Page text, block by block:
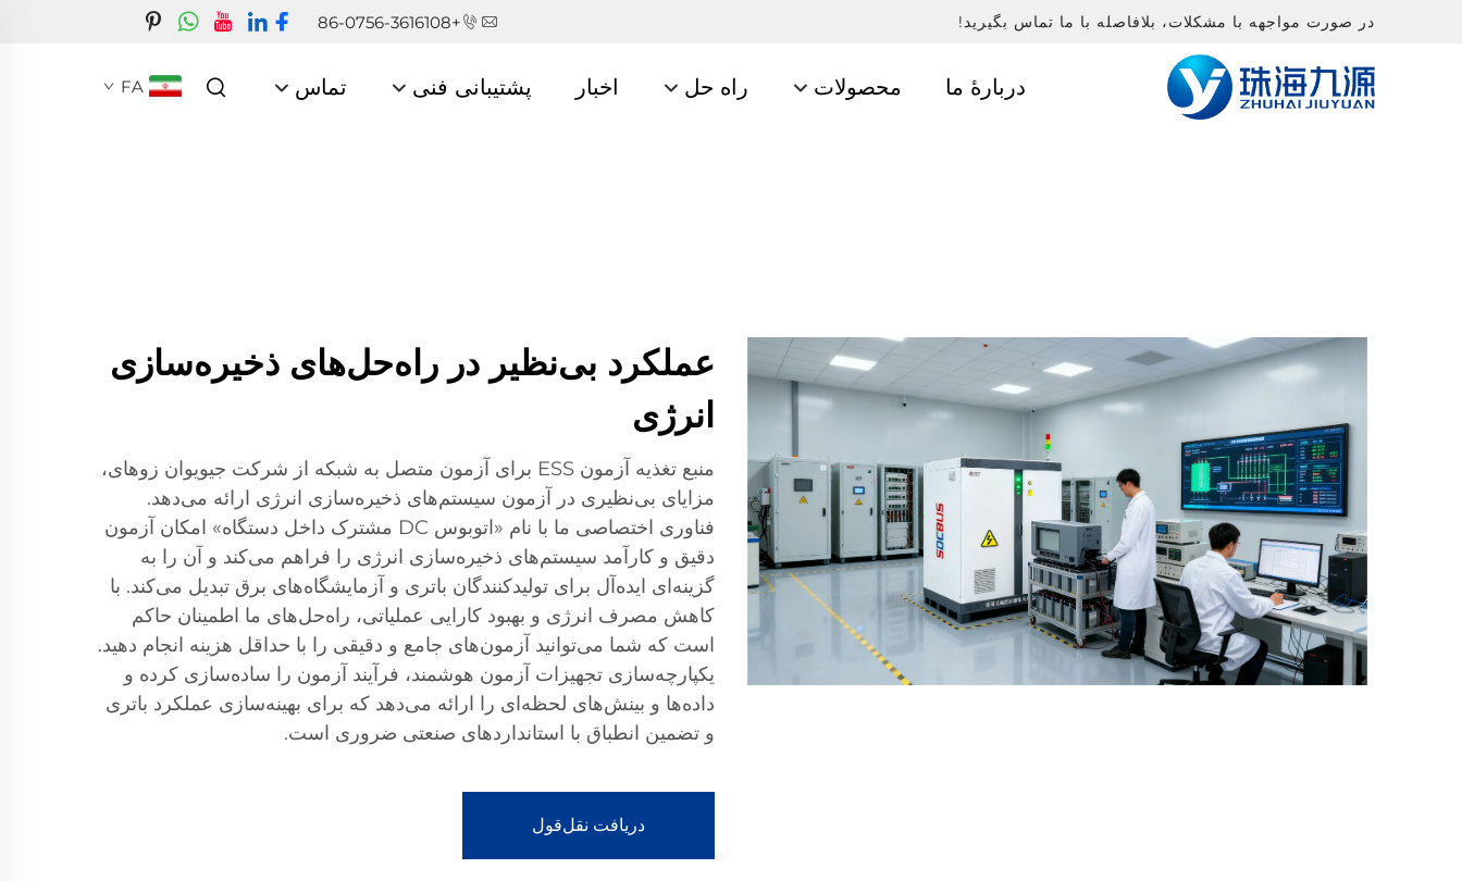
در صورت مواجهه با مشکلات، بلافاصله با ما تماس بگیرید! +86-0756-3616108
دربارهٔ ما محصولات راه حل اخبار پشتیبانی فنی تماس FA
عملکرد بی‌نظیر در راه‌حل‌های ذخیره‌سازی
انرژی
منبع تغذیه آزمون ESS برای آزمون متصل به شبکه از شرکت جیویوان زوهای،
مزایای بی‌نظیری در آزمون سیستم‌های ذخیره‌سازی انرژی ارائه می‌دهد.
فناوری اختصاصی ما با نام «اتوبوس DC مشترک داخل دستگاه» امکان آزمون
دقیق و کارآمد سیستم‌های ذخیره‌سازی انرژی را فراهم می‌کند و آن را به
گزینه‌ای ایده‌آل برای تولیدکنندگان باتری و آزمایشگاه‌های برق تبدیل می‌کند. با
کاهش مصرف انرژی و بهبود کارایی عملیاتی، راه‌حل‌های ما اطمینان حاکم
است که شما می‌توانید آزمون‌های جامع و دقیقی را با حداقل هزینه انجام دهید.
یکپارچه‌سازی تجهیزات آزمون هوشمند، فرآیند آزمون را ساده‌سازی کرده و
داده‌ها و بینش‌های لحظه‌ای را ارائه می‌دهد که برای بهینه‌سازی عملکرد باتری
و تضمین انطباق با استانداردهای صنعتی ضروری است.
دریافت نقل‌قول